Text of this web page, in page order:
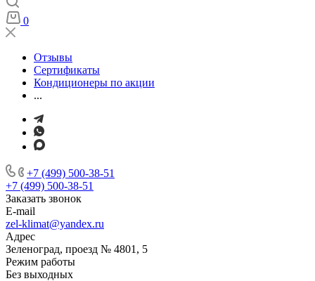
0
Отзывы
Сертификаты
Кондиционеры по акции
...
+7 (499) 500-38-51
+7 (499) 500-38-51
Заказать звонок
E-mail
zel-klimat@yandex.ru
Адрес
Зеленоград, проезд № 4801, 5
Режим работы
Без выходных